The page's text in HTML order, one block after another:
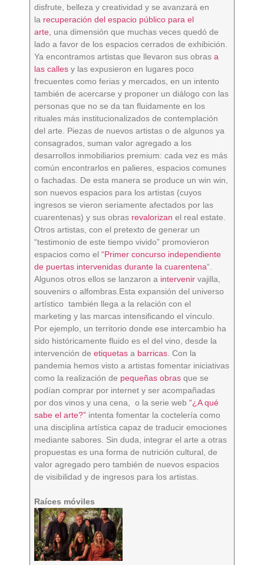
disfrute, belleza y creatividad y se avanzará en
la recuperación del espacio público para el
arte, una dimensión que muchas veces quedó de
lado a favor de los espacios cerrados de exhibición.
Ya encontramos artistas que llevaron sus obras a
las calles y las expusieron en lugares poco
frecuentes como ferias y mercados, en un intento
también de acercarse y proponer un diálogo con las
personas que no se da tan fluidamente en los
rituales más institucionalizados de contemplación
del arte. Piezas de nuevos artistas o de algunos ya
consagrados, suman valor agregado a los
desarrollos inmobiliarios premium: cada vez es más
común encontrarlos en palieres, espacios comunes
o fachadas. De esta manera se produce un win win,
son nuevos espacios para los artistas (cuyos
ingresos se vieron seriamente afectados por las
cuarentenas) y sus obras revalorizan el real estate.
Otros artistas, con el pretexto de generar un
“testimonio de este tiempo vivido” promovieron
espacios como el “Primer concurso independiente
de puertas intervenidas durante la cuarentena“.
Algunos otros ellos se lanzaron a intervenir vajilla,
souvenirs o alfombras.Esta expansión del universo
artístico también llega a la relación con el
marketing y las marcas intensificando el vínculo.
Por ejemplo, un territorio donde ese intercambio ha
sido históricamente fluido es el del vino, desde la
intervención de etiquetas a barricas . Con la
pandemia hemos visto a artistas fomentar iniciativas
como la realización de pequeñas obras que se
podían comprar por internet y ser acompañadas
por dos vinos y una cena, o la serie web “¿A qué
sabe el arte?” intenta fomentar la coctelería como
una disciplina artística capaz de traducir emociones
mediante sabores. Sin duda, integrar el arte a otras
propuestas es una forma de nutrición cultural, de
valor agregado pero también de nuevos espacios
de visibilidad y de ingresos para los artistas.
Raíces móviles